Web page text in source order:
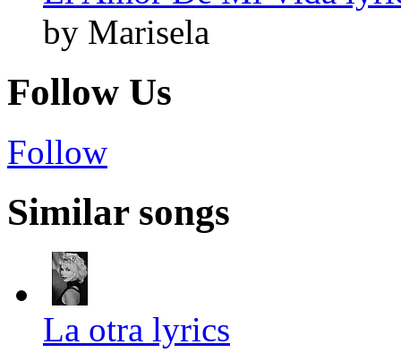
by Marisela
Follow Us
Follow
Similar songs
La otra lyrics